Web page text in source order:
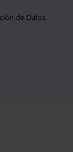
de Datos